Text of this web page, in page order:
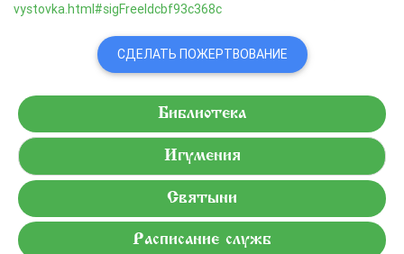
vystovka.html#sigFreeIdcbf93c368c
СДЕЛАТЬ ПОЖЕРТВОВАНИЕ
Библиотека
Игумения
Святыни
Расписание служб